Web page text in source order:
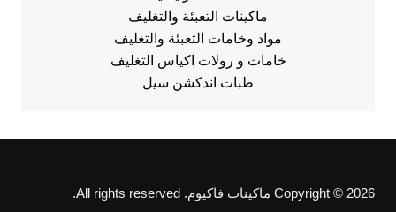
ماكينات التعبئة والتغليف
مواد وخامات التعبئة والتغليف
خامات و رولات اكياس التغليف
طبات اندكشن سيل
Copyright © 2026 ماكينات فاكيوم. All rights reserved.